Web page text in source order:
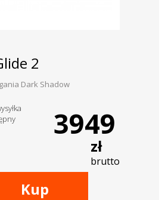
2
Dark Shadow
3949
zł
brutto
Kup